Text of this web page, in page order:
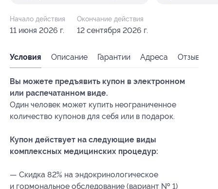
Начало действия
11 июня 2026 г.
Окончание действия
12 сентября 2026 г.
Условия Описание Гарантии Адреса Отзывы
Вы можете предъявить купон в электронном
или распечатанном виде.
Один человек может купить неограниченное
количество купонов для себя или в подарок.
Купон действует на следующие виды
комплексных медицинских процедур:
— Скидка 82% на эндокринологическое
и гормональное обследование (вариант № 1)